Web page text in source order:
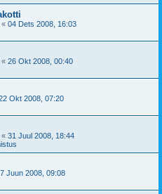
« 04 Dets 2008, 16:03
« 26 Okt 2008, 00:40
Okt 2008, 07:20
« 31 Juul 2008, 18:44
Juun 2008, 09:08